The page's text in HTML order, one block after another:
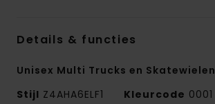
Details & functies
Unisex Multi Trucks en Skatewielen
Stijl Z4AHA6ELF1 Kleurcode 0001